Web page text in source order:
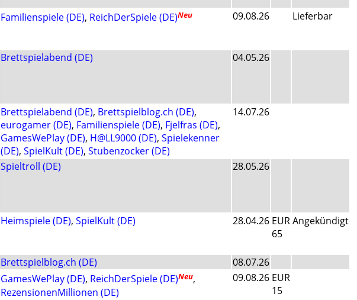
Familienspiele (DE), ReichDerSpiele (DE)Neu 09.08.26 Lieferbar
Brettspielabend (DE) 04.05.26
Brettspielabend (DE), Brettspielblog.ch (DE),
eurogamer (DE), Familienspiele (DE), Fjelfras (DE),
GamesWePlay (DE), H@LL9000 (DE), Spielekenner
(DE), SpielKult (DE), Stubenzocker (DE)
14.07.26
Spieltroll (DE) 28.05.26
Heimspiele (DE), SpielKult (DE) 28.04.26 EUR
65
Angekündigt
Brettspielblog.ch (DE)
08.07.26
GamesWePlay (DE), ReichDerSpiele (DE)Neu,
RezensionenMillionen (DE)
09.08.26 EUR
15